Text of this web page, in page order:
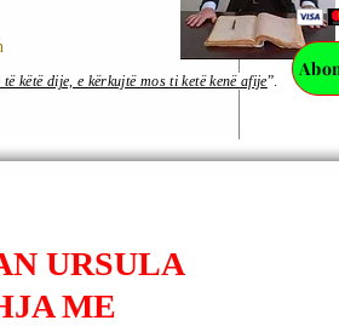
këtë dije, e kërkujtë mos ti ketë kenë afije”.
URSULA
ME